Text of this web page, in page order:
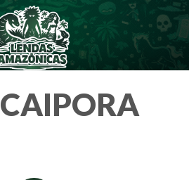
CAIPORA